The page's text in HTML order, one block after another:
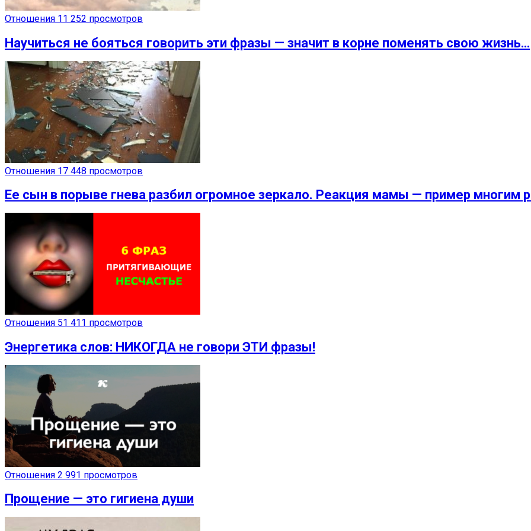
Отношения 11 252 просмотров
Научиться не бояться говорить эти фразы — значит в корне поменять свою жизнь…
Отношения 17 448 просмотров
Ее сын в порыве гнева разбил огромное зеркало. Реакция мамы — пример многим
Отношения 51 411 просмотров
Энергетика слов: НИКОГДА не говори ЭТИ фразы!
Отношения 2 991 просмотров
Прощение — это гигиена души